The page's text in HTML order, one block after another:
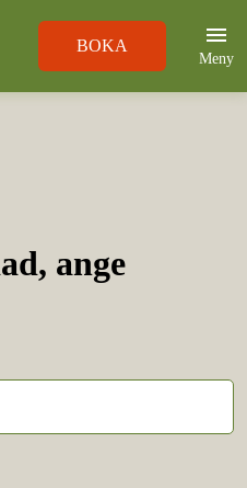
BOKA
Meny
ange